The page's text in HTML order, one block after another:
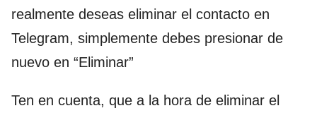
realmente deseas eliminar el contacto en
Telegram, simplemente debes presionar de
nuevo en “Eliminar”
Ten en cuenta, que a la hora de eliminar el